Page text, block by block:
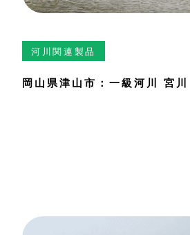
河川関連製品
岡山県津山市：一級河川 宮川